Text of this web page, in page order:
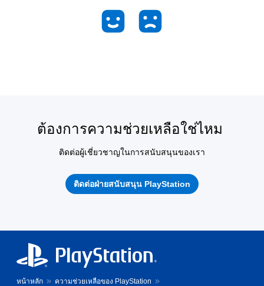
ต้องการความช่วยเหลือใช่ไหม
ติดต่อผู้เชี่ยวชาญในการสนับสนุนของเรา
ติดต่อฝ่ายสนับสนุน PlayStation
หน้าหลัก
ความช่วยเหลือของ PlayStation